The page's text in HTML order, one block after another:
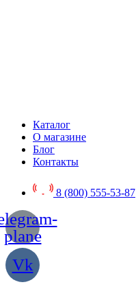
Каталог
О магазине
Блог
Контакты
8 (800) 555-53-87
plane
Vk